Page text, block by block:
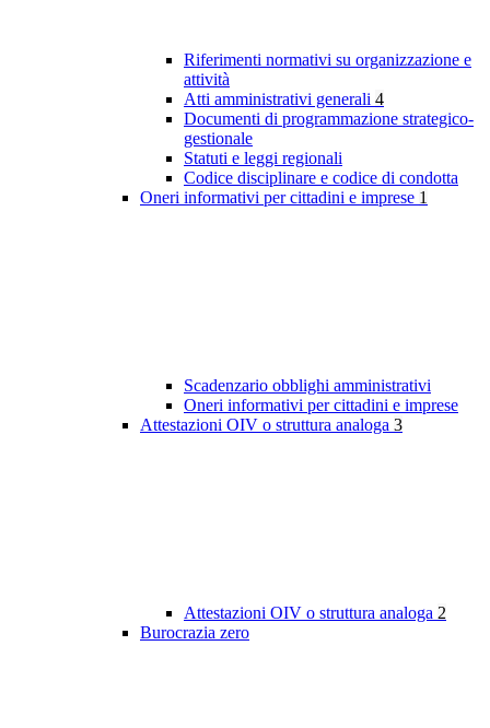
Riferimenti normativi su organizzazione e
attività
Atti amministrativi generali 4
Documenti di programmazione strategico-
gestionale
Statuti e leggi regionali
Codice disciplinare e codice di condotta
Oneri informativi per cittadini e imprese 1
Scadenzario obblighi amministrativi
Oneri informativi per cittadini e imprese
Attestazioni OIV o struttura analoga 3
Attestazioni OIV o struttura analoga 2
Burocrazia zero